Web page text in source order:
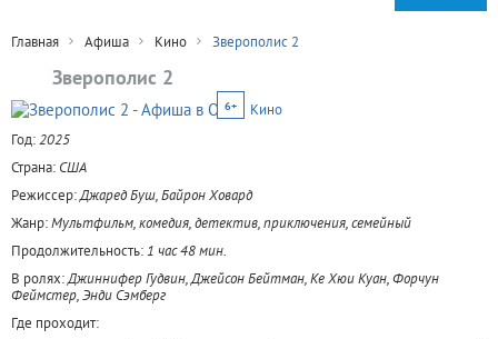
Главная Афиша Кино Зверополис 2
Зверополис 2
6+
Кино
Год:2025
Страна: США
Режиссер:Джаред Буш, Байрон Ховард
Жанр:Мультфильм, комедия, детектив, приключения, семейный
Продолжительность: 1 час 48 мин.
В ролях:Джиннифер Гудвин, Джейсон Бейтман, Ке Хюи Куан, Форчун
Феймстер, Энди Сэмберг
Где проходит: